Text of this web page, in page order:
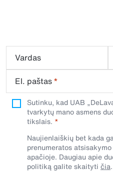
Vardas
El. paštas*
Sutinku, kad UAB
tvarkytų mano asmens
tikslais.
Naujienlaiškių bet kada
prenumeratos
apačioje. Daugiau apie
politiką galite skaityti čia.